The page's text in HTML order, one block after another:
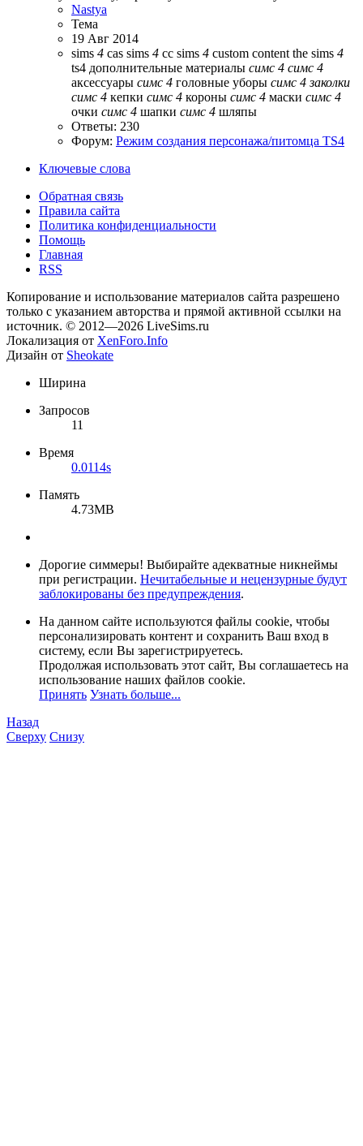
Nastya
Тема
19 Авг 2014
sims 4 cas sims 4 cc sims 4 custom content the sims 4
ts4 дополнительные материалы симс 4 симс 4
аксессуары симс 4 головные уборы симс 4 заколки
симс 4 кепки симс 4 короны симс 4 маски симс 4
очки симс 4 шапки симс 4 шляпы
Ответы: 230
Форум: Режим создания персонажа/питомца TS4
Ключевые слова
Обратная связь
Правила сайта
Политика конфиденциальности
Помощь
Главная
RSS
Копирование и использование материалов сайта разрешено
только с указанием авторства и прямой активной ссылки на
источник. © 2012—2026 LiveSims.ru
Локализация от XenForo.Info
Дизайн от Sheokate
Ширина
Запросов
11
Время
0.0114s
Память
4.73MB
Дорогие симмеры! Выбирайте адекватные никнеймы
при регистрации. Нечитабельные и нецензурные будут
заблокированы без предупреждения.
На данном сайте используются файлы cookie, чтобы
персонализировать контент и сохранить Ваш вход в
систему, если Вы зарегистрируетесь.
Продолжая использовать этот сайт, Вы соглашаетесь на
использование наших файлов cookie.
Принять Узнать больше...
Назад
Сверху Снизу